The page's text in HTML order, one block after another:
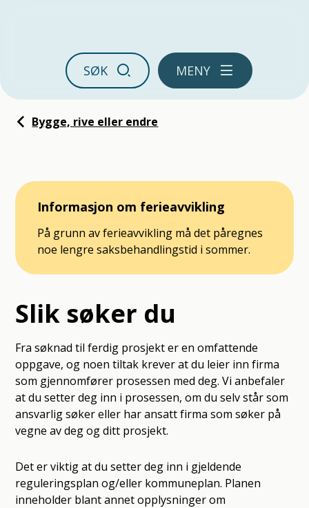
SØK MENY
Du er her:
Bygge, rive eller endre
Informasjon om ferieavvikling
På grunn av ferieavvikling må det påregnes
noe lengre saksbehandlingstid i sommer.
Slik søker du
Fra søknad til ferdig prosjekt er en omfattende
oppgave, og noen tiltak krever at du leier inn firma
som gjennomfører prosessen med deg. Vi anbefaler
at du setter deg inn i prosessen, om du selv står som
ansvarlig søker eller har ansatt firma som søker på
vegne av deg og ditt prosjekt.
Det er viktig at du setter deg inn i gjeldende
reguleringsplan og/eller kommuneplan. Planen
inneholder blant annet opplysninger om